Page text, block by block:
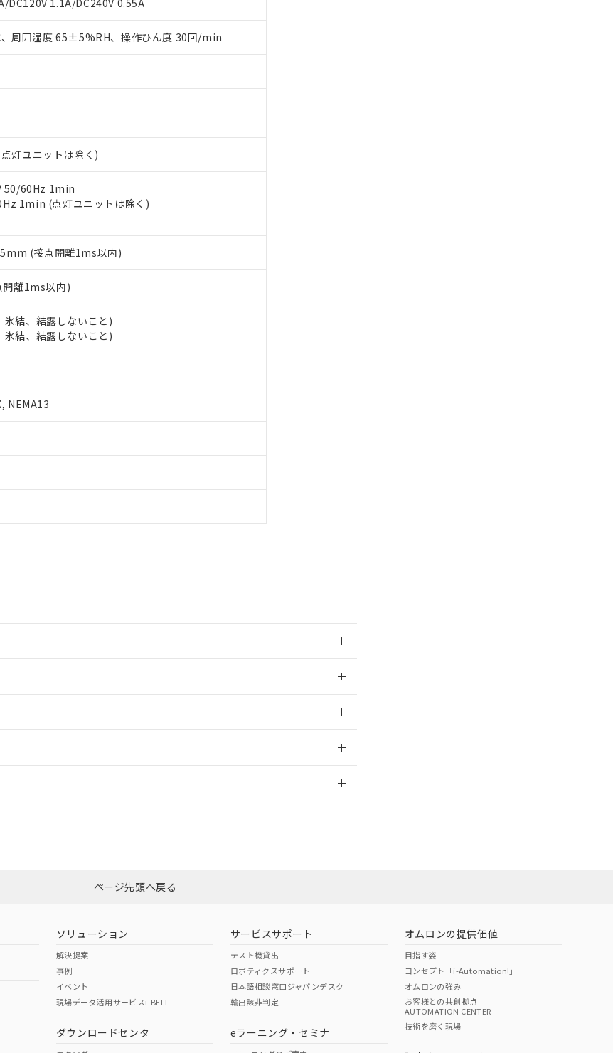
DC120V 1.1A/DC240V 0.55A
周囲湿度 65±5%RH、操作ひん度 30回/min
灯ユニットは除く)
50/60Hz 1min
1min (点灯ユニットは除く)
(接点開離1ms以内)
開離1ms以内)
結、結露しないこと)
結、結露しないこと)
NEMA13
ダウンロードはこちら
す。
ト上で当社にご登録された部品リストについて、当社および当社の共同利用者
ビスに関するお客様との取引・商談に必要な範囲で利用することをご了承くだ
は、
ロード
ンロードすることができます。
社基準）
非含有を証明するもので、過去に遡って非含有を証明するものではありません。
酸エステル類４物質の対応では、対応完了までの期間は出荷製品に未対応品が
対応日を記載しておりました。
庫切替を完了していることから、特段のことがない限り、2022年1月12日よ
合意する キャンセル
ページ先頭へ戻る
ソリューション
解決提案
事例
イベント
現場データ活用サービスi-BELT
ダウンロードセンタ
サービスサポート
テスト機貸出
ロボティクスサポート
日本語相談窓口ジャパンデスク
輸出該非判定
eラーニング・セミナ
オムロンの提供価値
目指す姿
コンセプト「i-Automation!」
オムロンの強み
お客様との共創拠点
AUTOMATION CENTER
技術を磨く現場